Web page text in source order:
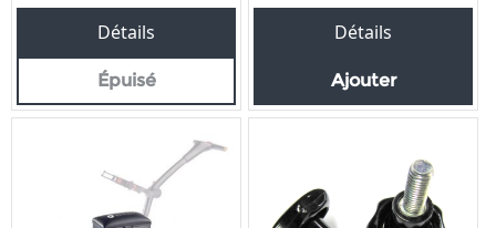
Détails
Épuisé
Détails
Ajouter